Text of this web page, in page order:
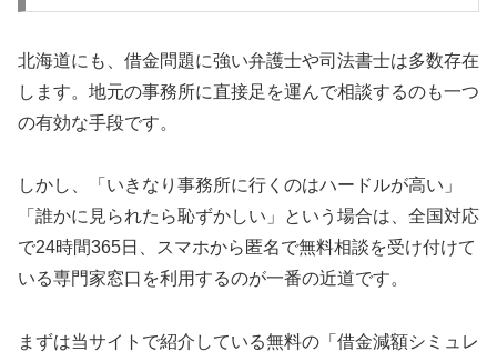
北海道にも、借金問題に強い弁護士や司法書士は多数存在
します。地元の事務所に直接足を運んで相談するのも一つ
の有効な手段です。
しかし、「いきなり事務所に行くのはハードルが高い」
「誰かに見られたら恥ずかしい」という場合は、全国対応
で24時間365日、スマホから匿名で無料相談を受け付けて
いる専門家窓口を利用するのが一番の近道です。
まずは当サイトで紹介している無料の「借金減額シミュレ